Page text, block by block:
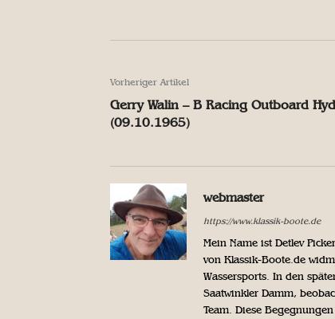
Vorheriger Artikel
Gerry Walin – B Racing Outboard
(09.10.1965)
webmaster
https://www.klassik-boote.de
Mein Name ist Detlev
von Klassik-Boote.de
Wassersports. In den
Saatwinkler Damm,
Team. Diese